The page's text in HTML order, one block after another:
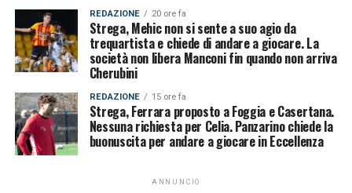
REDAZIONE 20 ore fa
Strega, Mehic non si sente a suo agio da
trequartista e chiede di andare a giocare. La
società non libera Manconi fin quando non arriva
Cherubini
REDAZIONE 15 ore fa
Strega, Ferrara proposto a Foggia e Casertana.
Nessuna richiesta per Celia. Panzarino chiede la
buonuscita per andare a giocare in Eccellenza
ANNUNCIO